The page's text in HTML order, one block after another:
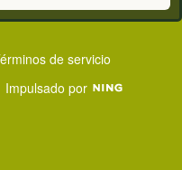
de servicio
Impulsado por